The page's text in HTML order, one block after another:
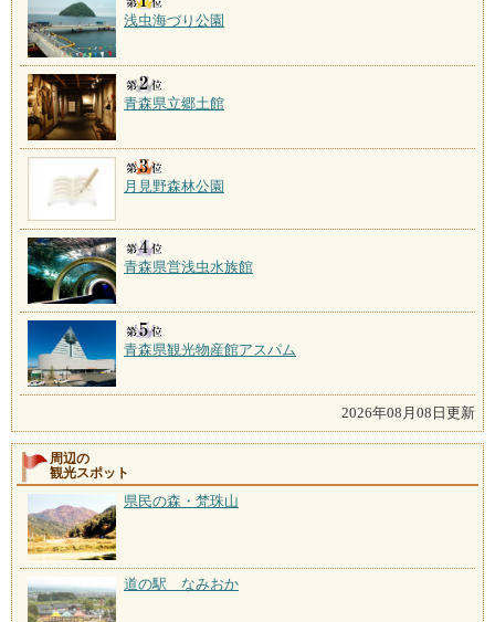
浅虫海づり公園
青森県立郷土館
月見野森林公園
青森県営浅虫水族館
青森県観光物産館アスパム
2026年08月08日更新
周辺の
観光スポット
県民の森・梵珠山
道の駅 なみおか